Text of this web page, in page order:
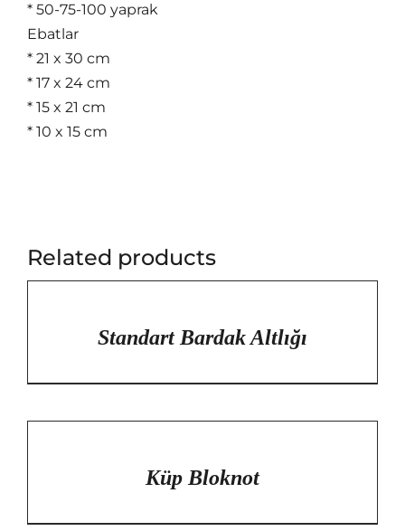
* 50-75-100 yaprak
Ebatlar
* 21 x 30 cm
* 17 x 24 cm
* 15 x 21 cm
* 10 x 15 cm
Related products
Standart Bardak Altlığı
Küp Bloknot